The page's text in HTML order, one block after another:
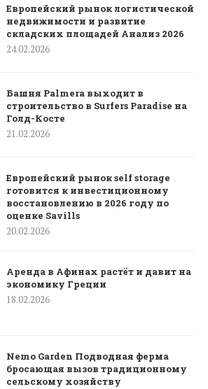
Европейский рынок логистической
недвижимости и развитие
складских площадей Анализ 2026
24.02.2026
Башня Palmera выходит в
строительство в Surfers Paradise на
Голд-Косте
21.02.2026
Европейский рынок self storage
готовится к инвестиционному
восстановлению в 2026 году по
оценке Savills
20.02.2026
Аренда в Афинах растёт и давит на
экономику Греции
18.02.2026
Nemo Garden Подводная ферма
бросающая вызов традиционному
сельскому хозяйству